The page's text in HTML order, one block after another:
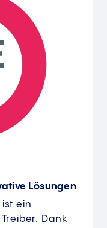
Lösungen
ein
Dank